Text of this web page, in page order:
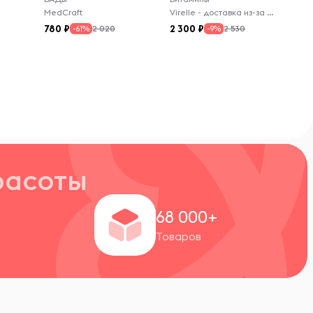
MedCraft
780 -61% 2 020
Virelle - доставка из-за рубежа
2 300 -9% 2 530
68 000+
Товаров